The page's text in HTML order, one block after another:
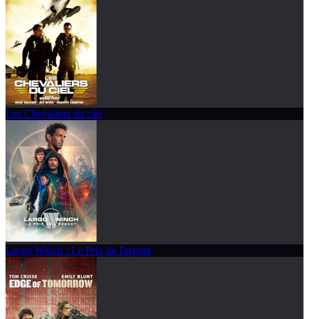
Les Chevaliers du ciel
Largo Winch : Le Prix de l'argent